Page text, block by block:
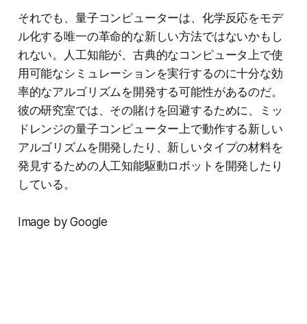
それでも、量子コンピューターは、化学反応をモデ
ル化する唯一の革命的な新しい方法ではないかもし
れない。人工知能が、古典的なコンピュータ上で使
用可能なシミュレーションを実行するのに十分な効
率的なアルゴリズムを開発する可能性があるのだ。
彼の研究室では、その賭けを回避するために、ミッ
ドレンジの量子コンピューター上で動作する新しい
アルゴリズムを開発したり、新しいタイプの材料を
発見するための人工知能駆動ロボットを開発したり
している。
Image by Google